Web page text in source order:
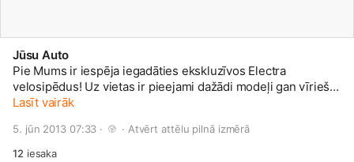
Jūsu Auto
Pie Mums ir iespēja iegadāties ekskluzīvos Electra
velosipēdus! Uz vietas ir pieejami dažādi modeļi gan vīriešu,
gan sieviešu un pat bērnu! Kā arī ir iesējams veikt
auto'!
Lasīt vairāk
5. jūn 2013 07:33 · · Atvērt attēlu pilnā izmērā
12 iesaka